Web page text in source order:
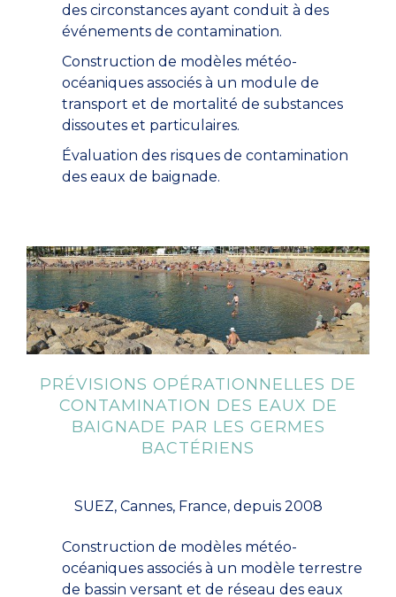
des circonstances ayant conduit à des
événements de contamination.
Construction de modèles météo-
océaniques associés à un module de
transport et de mortalité de substances
dissoutes et particulaires.
Évaluation des risques de contamination
des eaux de baignade.
PRÉVISIONS OPÉRATIONNELLES DE
CONTAMINATION DES EAUX DE
BAIGNADE PAR LES GERMES
BACTÉRIENS
SUEZ, Cannes, France, depuis 2008
Construction de modèles météo-
océaniques associés à un modèle terrestre
de bassin versant et de réseau des eaux